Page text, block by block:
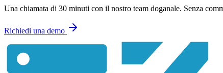
Una chiamata di 30 minuti con il nostro team doganale. Senza
Richiedi una demo